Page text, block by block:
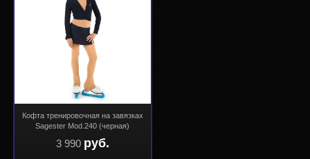
Кофта тренировочная на завязках
Sagester Mod.240 (черная)
3 990 руб.